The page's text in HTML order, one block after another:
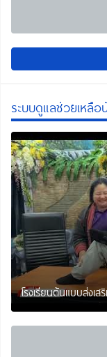
ระบบดูแลช่วยเหลือ
โรงเรียนต้นแบบส่งเ